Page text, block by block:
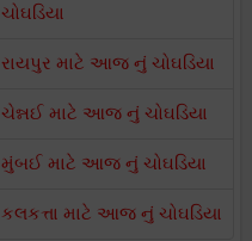
ચોઘડિયા
રાયપુર માટે આજ નું ચોઘડિયા
ચેન્નઈ માટે આજ નું ચોઘડિયા
મુંબઈ માટે આજ નું ચોઘડિયા
કલકત્તા માટે આજ નું ચોઘડિયા